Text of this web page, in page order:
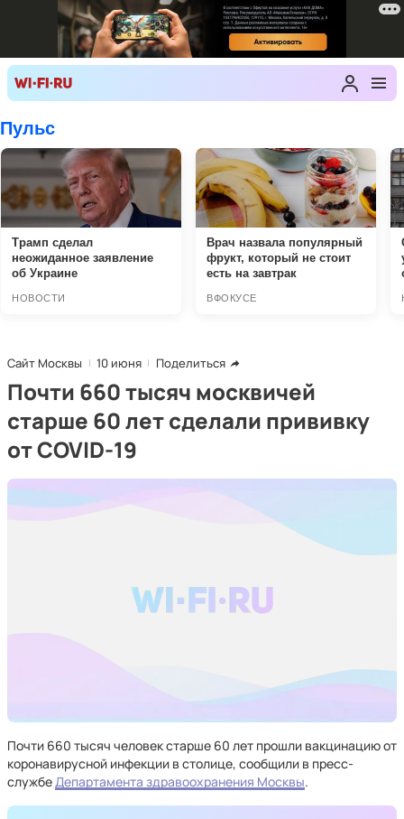
Сайт Москвы 10 июня Поделиться
Почти 660 тысяч москвичей
старше 60 лет сделали прививку
от COVID-19
Почти 660 тысяч человек старше 60 лет прошли вакцинацию от
коронавирусной инфекции в столице, сообщили в пресс-
службеДепартамента здравоохранения Москвы.